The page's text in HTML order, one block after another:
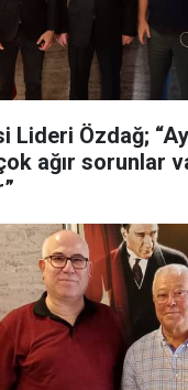
Özdağ;
ağır sorunlar